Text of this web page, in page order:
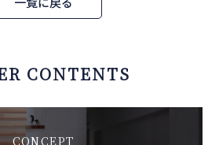
CONTENTS
CONCEPT